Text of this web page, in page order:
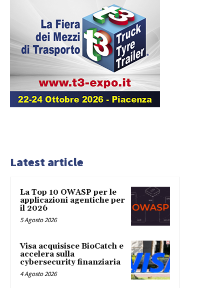
Latest article
La Top 10 OWASP per le
applicazioni agentiche per
il 2026
5 Agosto 2026
Visa acquisisce BioCatch e
accelera sulla
cybersecurity finanziaria
4 Agosto 2026